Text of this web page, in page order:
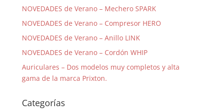
NOVEDADES de Verano – Mechero SPARK
NOVEDADES de Verano – Compresor HERO
NOVEDADES de Verano – Anillo LINK
NOVEDADES de Verano – Cordón WHIP
Auriculares – Dos modelos muy completos y alta
gama de la marca Prixton.
Categorías